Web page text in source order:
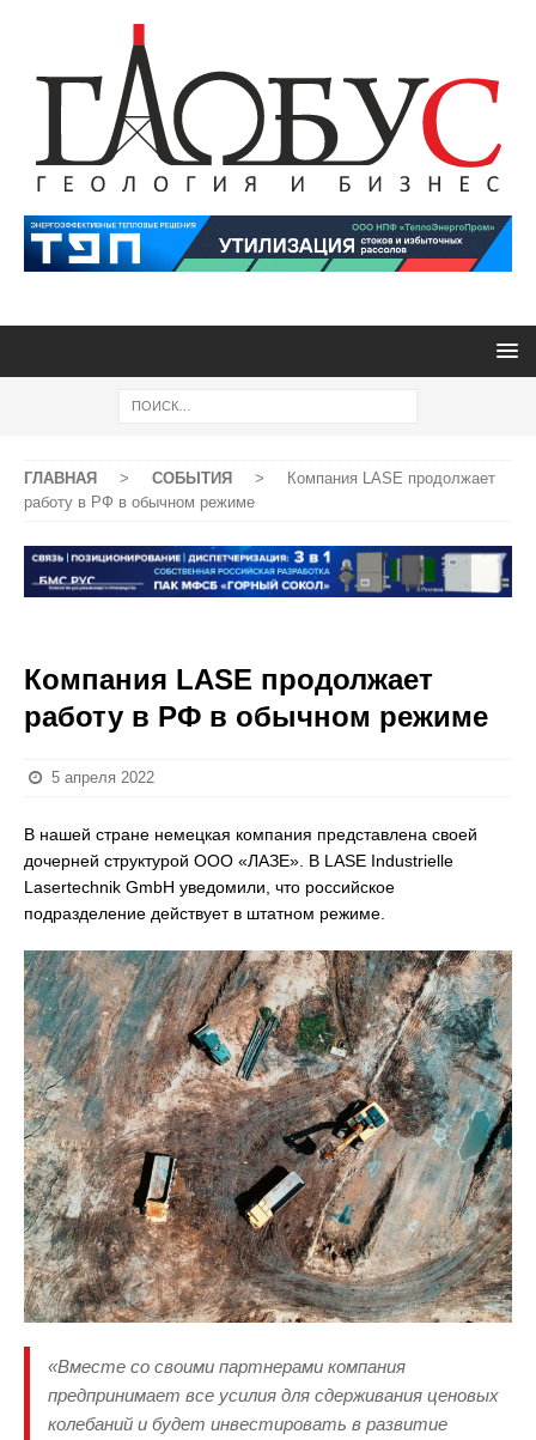
ГЛАВНАЯ > СОБЫТИЯ >
Компания LASE продолжает
работу в РФ в обычном режиме
Компания LASE продолжает
работу в РФ в обычном режиме
5 апреля 2022
В нашей стране немецкая компания представлена своей
дочерней структурой ООО «ЛАЗЕ». В LASE Industrielle
Lasertechnik GmbH уведомили, что российское
подразделение действует в штатном режиме.
«Вместе со своими партнерами компания
предпринимает все усилия для сдерживания ценовых
колебаний и будет инвестировать в развитие